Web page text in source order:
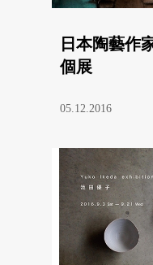
日本陶藝作
個展
05.12.2016